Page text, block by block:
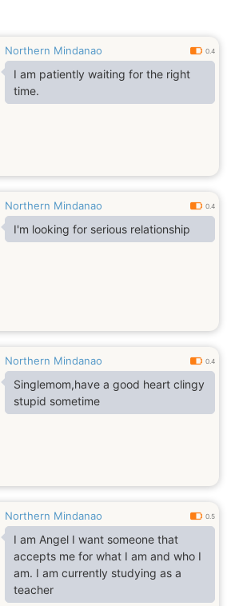
Northern Mindanao 0.4
I am patiently waiting for the right
time.
Northern Mindanao 0.4
I'm looking for serious relationship
Northern Mindanao 0.4
Singlemom,have a good heart clingy
stupid sometime
Northern Mindanao 0.5
I am Angel I want someone that
accepts me for what I am and who I
am. I am currently studying as a
teacher